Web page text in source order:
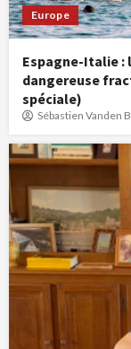
Europe
Espagne-Italie :
dangereuse
spéciale)
Sébastien Vanden